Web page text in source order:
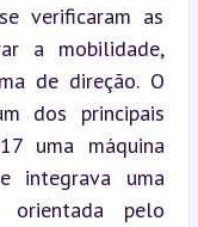
verificaram as
a mobilidade,
de direção. O
dos principais
uma máquina
integrava uma
pelo